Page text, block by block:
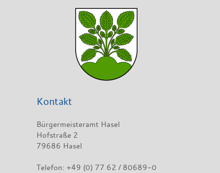
Kontakt
Bürgermeisteramt Hasel
Hofstraße 2
79686 Hasel
Telefon: +49 (0) 77 62 / 80689-0